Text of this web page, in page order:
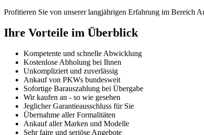
Profitieren Sie von unserer langjährigen Erfahrung im Bereich
Ihre Vorteile im Überblick
Kompetente und schnelle Abwicklung
Kostenlose Abholung bei Ihnen
Unkompliziert und zuverlässig
Ankauf von PKWs bundesweit
Sofortige Barauszahlung bei Übergabe
Wir kaufen an - so wie gesehen
Jeglicher Garantieausschluss für Sie
Übernahme aller Formalitäten
Ankauf aller Marken und Modelle
Sehr faire und seriöse Angebote